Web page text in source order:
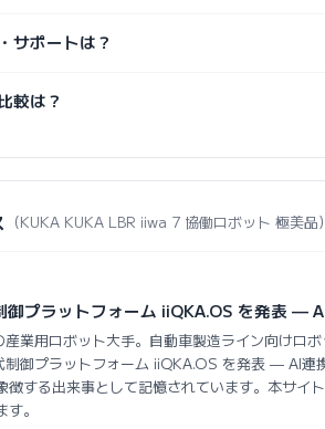
サポートは？
較は？
（KUKA KUKA LBR iiwa 7 協働ロボット 極美品
御プラットフォーム iiQKA.OS を発表 —
業用ロボット大手。自動車製造ライン向けロ
制御プラットフォーム iiQKA.OS を発表 — AI連
徴する出来事として記憶されています。本サイ
。